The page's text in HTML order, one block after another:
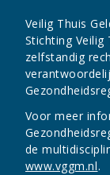
Veilig Thuis
Stichting Veilig
zelfstandig
Voor meer
de
www.vggm.nl.